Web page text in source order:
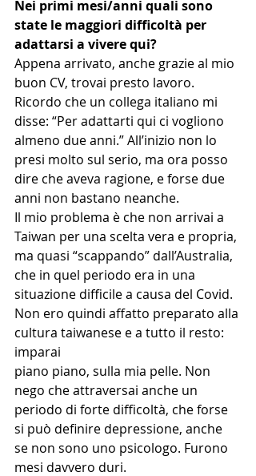
Nei primi mesi/anni quali sono
state le maggiori difficoltà per
adattarsi a vivere qui?
Appena arrivato, anche grazie al mio
buon CV, trovai presto lavoro.
Ricordo che un collega italiano mi
disse: “Per adattarti qui ci vogliono
almeno due anni.” All’inizio non lo
presi molto sul serio, ma ora posso
dire che aveva ragione, e forse due
anni non bastano neanche.
Il mio problema è che non arrivai a
Taiwan per una scelta vera e propria,
ma quasi “scappando” dall’Australia,
che in quel periodo era in una
situazione difficile a causa del Covid.
Non ero quindi affatto preparato alla
cultura taiwanese e a tutto il resto:
imparai
piano piano, sulla mia pelle. Non
nego che attraversai anche un
periodo di forte difficoltà, che forse
si può definire depressione, anche
se non sono uno psicologo. Furono
mesi davvero duri.